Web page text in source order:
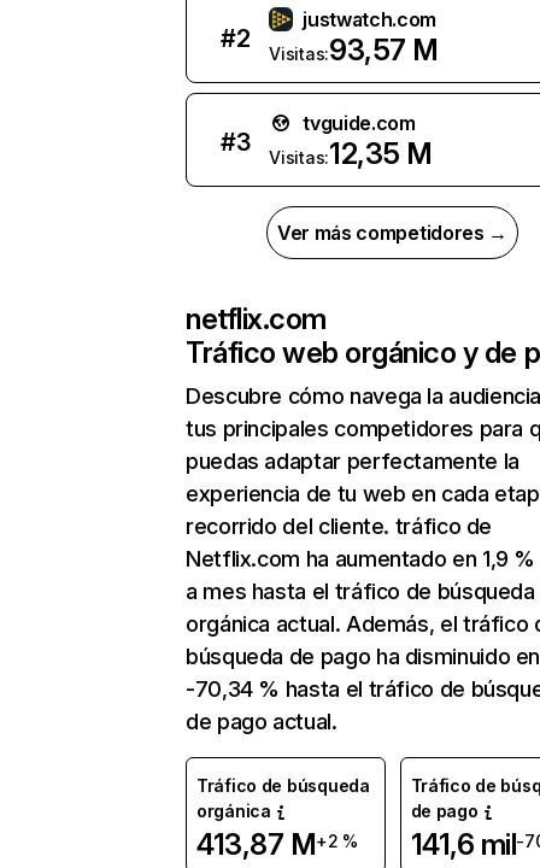
#2
justwatch.com
Visitas:93,57 M
#3
tvguide.com
Visitas:12,35 M
Ver más competidores →
netflix.com
Tráfico web orgánico y de
Descubre cómo navega la
tus principales competidores para
puedas adaptar perfectamente la
experiencia de tu web en cada
recorrido del cliente. tráfico de
Netflix.com ha aumentado en 1,9
a mes hasta el tráfico de búsqueda
orgánica actual. Además, el tráfico
búsqueda de pago ha disminuido en
-70,34 % hasta el tráfico de
de pago actual.
Tráfico de búsqueda
orgánica
413,87 M+2 %
Tráfico de
de pago
141,6 mil-